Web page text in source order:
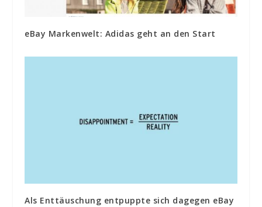
eBay Markenwelt: Adidas geht an den Start
Als Enttäuschung entpuppte sich dagegen eBay